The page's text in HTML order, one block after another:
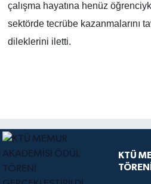
çalışma hayatına henüz
sektörde tecrübe kazanmalarını
dileklerini iletti.
KTÜ